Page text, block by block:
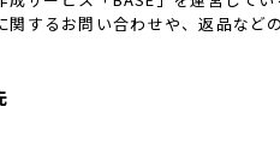
するお問い合わせや、返品などの